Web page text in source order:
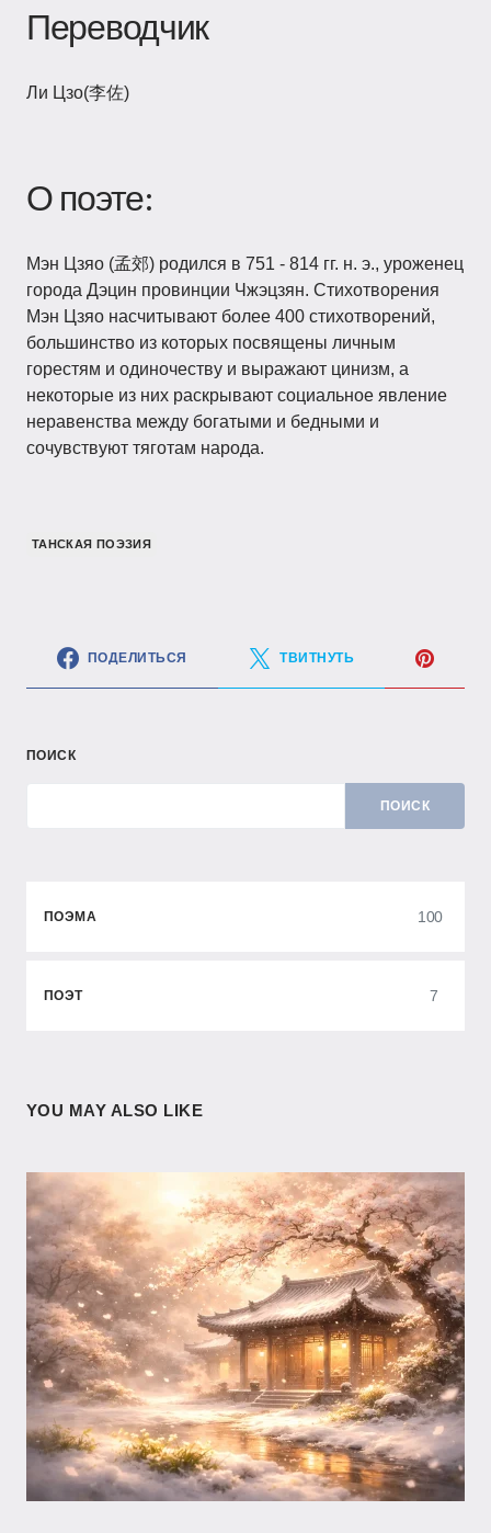
Переводчик
Ли Цзо(李佐)
О поэте:
Мэн Цзяо (孟郊) родился в 751 - 814 гг. н. э., уроженец
города Дэцин провинции Чжэцзян. Стихотворения
Мэн Цзяо насчитывают более 400 стихотворений,
большинство из которых посвящены личным
горестям и одиночеству и выражают цинизм, а
некоторые из них раскрывают социальное явление
неравенства между богатыми и бедными и
сочувствуют тяготам народа.
ТАНСКАЯ ПОЭЗИЯ
ПОДЕЛИТЬСЯ ТВИТНУТЬ
ПОИСК
ПОИСК
ПОЭМА 100
ПОЭТ 7
YOU MAY ALSO LIKE